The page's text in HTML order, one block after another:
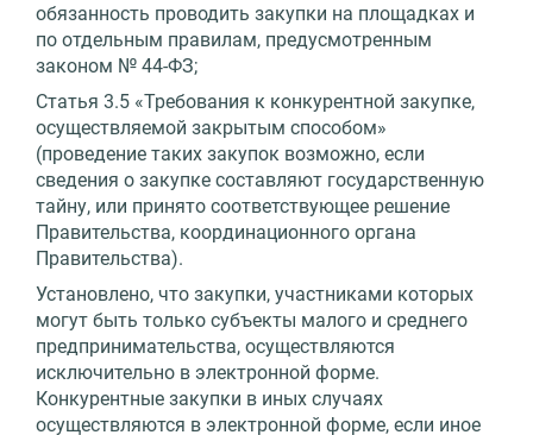
обязанность проводить закупки на площадках и
по отдельным правилам, предусмотренным
законом № 44-ФЗ;
Статья 3.5 «Требования к конкурентной закупке,
осуществляемой закрытым способом»
(проведение таких закупок возможно, если
сведения о закупке составляют государственную
тайну, или принято соответствующее решение
Правительства, координационного органа
Правительства).
Установлено, что закупки, участниками которых
могут быть только субъекты малого и среднего
предпринимательства, осуществляются
исключительно в электронной форме.
Конкурентные закупки в иных случаях
осуществляются в электронной форме, если иное